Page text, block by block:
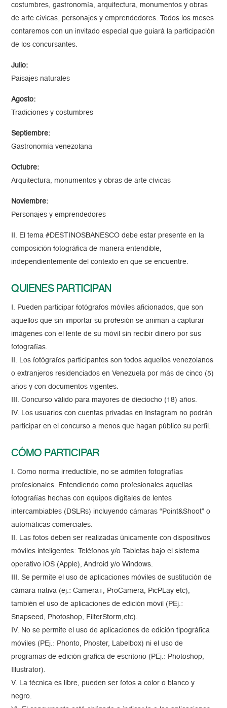
costumbres, gastronomía, arquitectura, monumentos y obras
de arte cívicas; personajes y emprendedores. Todos los meses
contaremos con un invitado especial que guiará la participación
de los concursantes.
Julio:
Paisajes naturales
Agosto:
Tradiciones y costumbres
Septiembre:
Gastronomía venezolana
Octubre:
Arquitectura, monumentos y obras de arte cívicas
Noviembre:
Personajes y emprendedores
II. El tema #DESTINOSBANESCO debe estar presente en la
composición fotográfica de manera entendible,
independientemente del contexto en que se encuentre.
QUIENES PARTICIPAN
I. Pueden participar fotógrafos móviles aficionados, que son
aquellos que sin importar su profesión se animan a capturar
imágenes con el lente de su móvil sin recibir dinero por sus
fotografías.
II. Los fotógrafos participantes son todos aquellos venezolanos
o extranjeros residenciados en Venezuela por más de cinco (5)
años y con documentos vigentes.
III. Concurso válido para mayores de dieciocho (18) años.
IV. Los usuarios con cuentas privadas en Instagram no podrán
participar en el concurso a menos que hagan público su perfil.
CÓMO PARTICIPAR
I. Como norma irreductible, no se admiten fotografías
profesionales. Entendiendo como profesionales aquellas
fotografías hechas con equipos digitales de lentes
intercambiables (DSLRs) incluyendo cámaras “Point&Shoot” o
automáticas comerciales.
II. Las fotos deben ser realizadas únicamente con dispositivos
móviles inteligentes: Teléfonos y/o Tabletas bajo el sistema
operativo iOS (Apple), Android y/o Windows.
III. Se permite el uso de aplicaciones móviles de sustitución de
cámara nativa (ej.: Camera+, ProCamera, PicPLay etc),
también el uso de aplicaciones de edición móvil (PEj.:
Snapseed, Photoshop, FilterStorm,etc).
IV. No se permite el uso de aplicaciones de edición tipográfica
móviles (PEj.: Phonto, Phoster, Labelbox) ni el uso de
programas de edición grafica de escritorio (PEj.: Photoshop,
Illustrator).
V. La técnica es libre, pueden ser fotos a color o blanco y
negro.